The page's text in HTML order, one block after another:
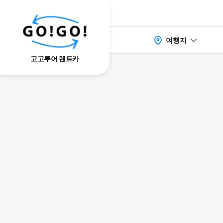
고고투어 렌트카
여행지